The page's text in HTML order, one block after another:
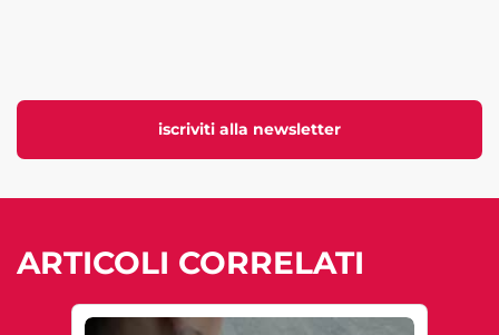
iscriviti alla newsletter
ARTICOLI CORRELATI